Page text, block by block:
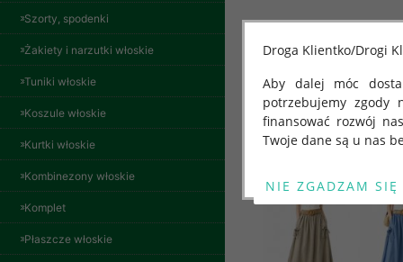
Szorty, spodenki
Żakiety i narzutki włoskie
Tuniki włoskie
Koszule włoskie
Kurtki włoskie
Kombinezony włoskie
Komplet
Płaszcze włoskie
Spodnie damskie
jeansy Roz 29-36, 1
Kolor Paczka 10 szt
57.00 zł
Inne produkty
Droga Klientko/Drogi
Aby dalej móc
potrzebujemy zgody
finansować rozwój
Twoje dane są u nas
kwietnia 2016 r. w
swobodnego
"GDPR" lub "Ogólne
przetwarzaniu